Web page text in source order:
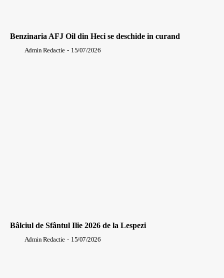
Benzinaria AFJ Oil din Heci se deschide in curand
Admin Redactie - 15/07/2026
Bâlciul de Sfântul Ilie 2026 de la Lespezi
Admin Redactie - 15/07/2026